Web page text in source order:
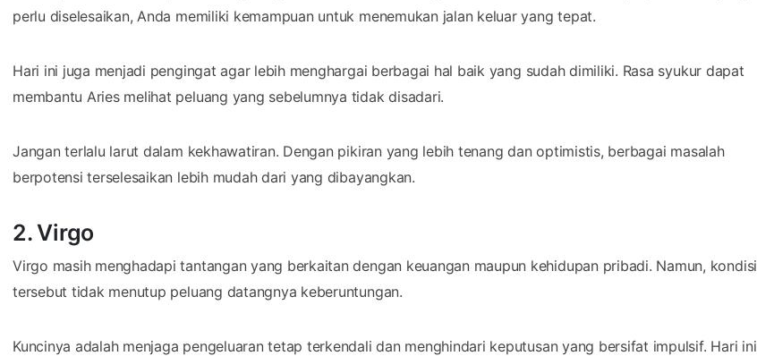
perlu diselesaikan, Anda memiliki kemampuan untuk menemukan jalan keluar yang tepat.
Hari ini juga menjadi pengingat agar lebih menghargai berbagai hal baik yang sudah dimiliki. Rasa syukur dapat
membantu Aries melihat peluang yang sebelumnya tidak disadari.
Jangan terlalu larut dalam kekhawatiran. Dengan pikiran yang lebih tenang dan optimistis, berbagai masalah
berpotensi terselesaikan lebih mudah dari yang dibayangkan.
2. Virgo
Virgo masih menghadapi tantangan yang berkaitan dengan keuangan maupun kehidupan pribadi. Namun, kondisi
tersebut tidak menutup peluang datangnya keberuntungan.
Kuncinya adalah menjaga pengeluaran tetap terkendali dan menghindari keputusan yang bersifat impulsif. Hari ini